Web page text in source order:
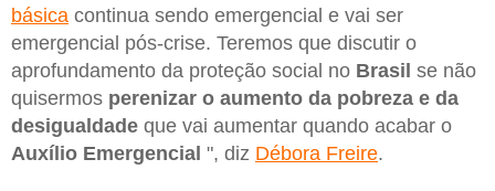
básica continua sendo emergencial e vai ser
emergencial pós-crise. Teremos que discutir o
aprofundamento da proteção social no Brasil se não
quisermos perenizar o aumento da pobreza e da
desigualdade que vai aumentar quando acabar o
Auxílio Emergencial ", diz Débora Freire.